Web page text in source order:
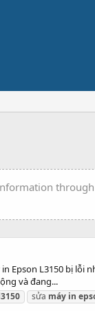
Epson L3150 bị
và đang...
sửa máy in